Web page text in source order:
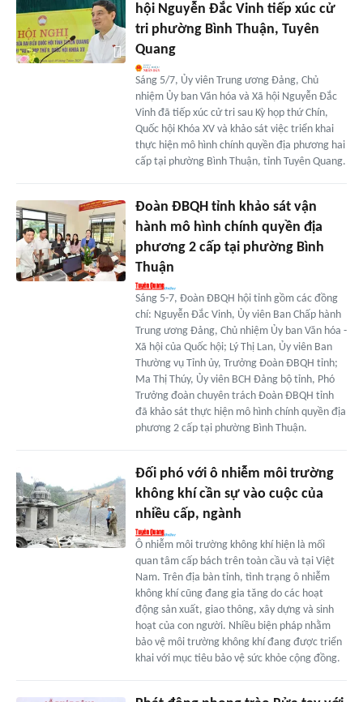
hội Nguyễn Đắc Vinh tiếp xúc cử
tri phường Bình Thuận, Tuyên
Quang
Sáng 5/7, Ủy viên Trung ương Đảng, Chủ
nhiệm Ủy ban Văn hóa và Xã hội Nguyễn Đắc
Vinh đã tiếp xúc cử tri sau Kỳ họp thứ Chín,
Quốc hội Khóa XV và khảo sát việc triển khai
thực hiện mô hình chính quyền địa phương hai
cấp tại phường Bình Thuận, tỉnh Tuyên Quang.
Đoàn ĐBQH tỉnh khảo sát vận
hành mô hình chính quyền địa
phương 2 cấp tại phường Bình
Thuận
Sáng 5-7, Đoàn ĐBQH hội tỉnh gồm các đồng
chí: Nguyễn Đắc Vinh, Ủy viên Ban Chấp hành
Trung ương Đảng, Chủ nhiệm Ủy ban Văn hóa -
Xã hội của Quốc hội; Lý Thị Lan, Ủy viên Ban
Thường vụ Tỉnh ủy, Trưởng Đoàn ĐBQH tỉnh;
Ma Thị Thúy, Ủy viên BCH Đảng bộ tỉnh, Phó
Trưởng đoàn chuyên trách Đoàn ĐBQH tỉnh
đã khảo sát thực hiện mô hình chính quyền địa
phương 2 cấp tại phường Bình Thuận.
Đối phó với ô nhiễm môi trường
không khí cần sự vào cuộc của
nhiều cấp, ngành
Ô nhiễm môi trường không khí hiện là mối
quan tâm cấp bách trên toàn cầu và tại Việt
Nam. Trên địa bàn tỉnh, tình trạng ô nhiễm
không khí cũng đang gia tăng do các hoạt
động sản xuất, giao thông, xây dựng và sinh
hoạt của con người. Nhiều biện pháp nhằm
bảo vệ môi trường không khí đang được triển
khai với mục tiêu bảo vệ sức khỏe cộng đồng.